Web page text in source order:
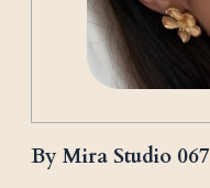
By Mira Studio